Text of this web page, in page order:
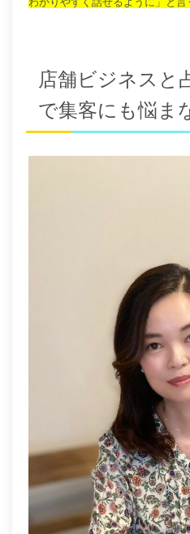
店舗ビジネスと
で集客にも悩ま